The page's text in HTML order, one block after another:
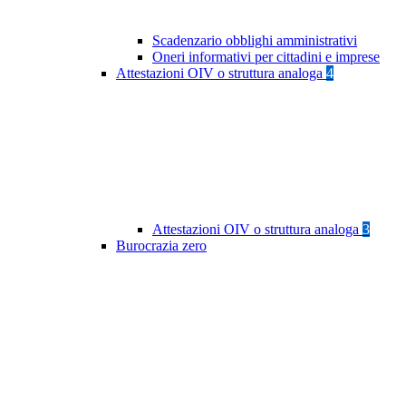
Scadenzario obblighi amministrativi
Oneri informativi per cittadini e imprese
Attestazioni OIV o struttura analoga 4
Attestazioni OIV o struttura analoga 3
Burocrazia zero